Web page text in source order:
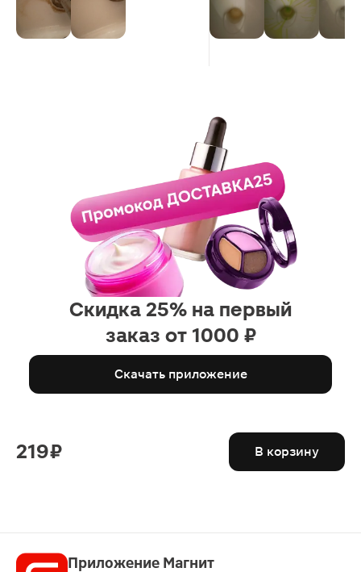
упущено время. С помощью
этого геля убрала налет за 3
Скидка 25% на первый
заказ от 1000 ₽
Скачать приложение
219 ₽ В корзину
Приложение Магнит